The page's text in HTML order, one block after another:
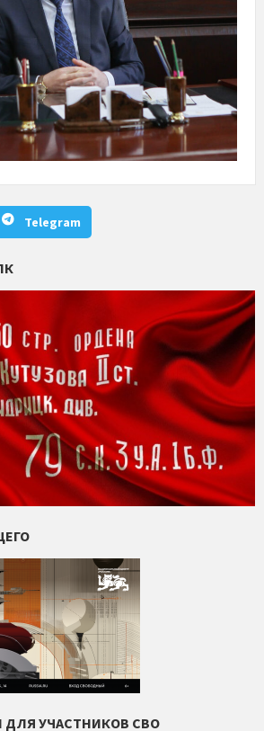
Telegram
УЧАСТНИКОВ СВО